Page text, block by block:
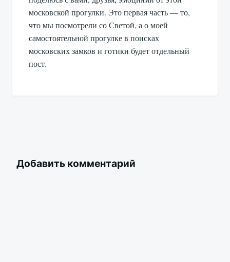
московской прогулки. Это первая часть — то,
что мы посмотрели со Светой, а о моей
самостоятельной прогулке в поисках
московских замков и готики будет отдельный
пост.
Добавить комментарий